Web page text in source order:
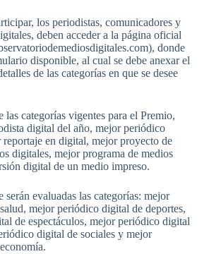
los periodistas, comunicadores y
deben acceder a la página oficial
donde
disponible, al cual se debe anexar el
de las categorías en que se desee
las categorías vigentes para el Premio,
digital del año, mejor periódico
en digital, mejor proyecto de
digitales, mejor programa de medios
digital de un medio impreso.
serán evaluadas las categorías: mejor
mejor periódico digital de deportes,
de espectáculos, mejor periódico digital
digital de sociales y mejor